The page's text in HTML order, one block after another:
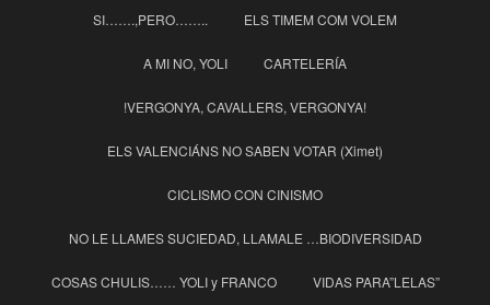
SI…….,PERO…….. ELS TIMEM COM VOLEM
A MI NO, YOLI CARTELERÍA
!VERGONYA, CAVALLERS, VERGONYA!
ELS VALENCIÁNS NO SABEN VOTAR (Ximet)
CICLISMO CON CINISMO
NO LE LLAMES SUCIEDAD, LLAMALE …BIODIVERSIDAD
COSAS CHULIS…… YOLI y FRANCO VIDAS PARA”LELAS”